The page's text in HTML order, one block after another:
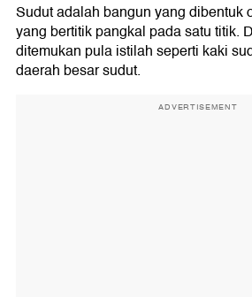
Sudut adalah bangun yang dibentuk
yang bertitik pangkal pada satu titik.
ditemukan pula istilah seperti kaki
daerah besar sudut.
ADVERTISEMENT